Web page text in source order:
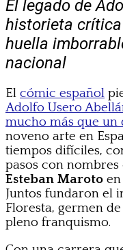
El legado de
historieta
huella
nacional
El cómic español
Adolfo Usero
mucho más que un
noveno arte en
tiempos difíciles,
pasos con
Esteban Maroto
Juntos fundaron el
Floresta, germen
pleno franquismo.